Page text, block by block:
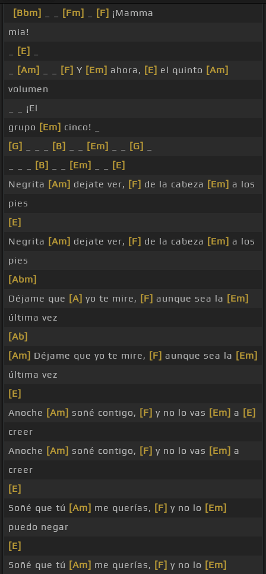
[Bbm] [Fm] [F] ¡Mamma
mia!
[E]
[Am] [F] Y [Em] ahora, [E] el quinto [Am]
volumen
_ _ ¡El
grupo [Em] cinco! _
[G]
[B] [Em] [G]
[B] [Em]
[E]
Negrita [Am] dejate ver, [F] de la cabeza [Em] a los
pies
[E]
Negrita [Am] dejate ver, [F] de la cabeza [Em] a los
pies
[Abm]
Déjame que [A] yo te mire, [F] aunque sea la [Em]
última vez
[Ab]
[Am] Déjame que yo te mire, [F] aunque sea la [Em]
última vez
[E]
Anoche [Am] soñé contigo, [F] y no lo vas [Em] a [E]
creer
Anoche [Am] soñé contigo, [F] y no lo vas [Em] a
creer
[E]
Soñé que tú [Am] me querías, [F] y no lo [Em]
puedo negar
[E]
Soñé que tú [Am] me querías, [F] y no lo [Em]